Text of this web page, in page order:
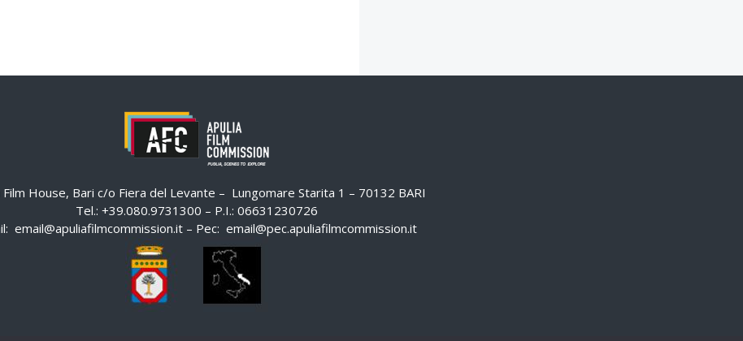
Film House, Bari c/o Fiera del Levante – Lungomare Starita 1 – 70132 BARI
Tel.: +39.080.9731300 – P.I.: 06631230726
email@apuliafilmcommission.it – Pec: email@pec.apuliafilmcommission.it